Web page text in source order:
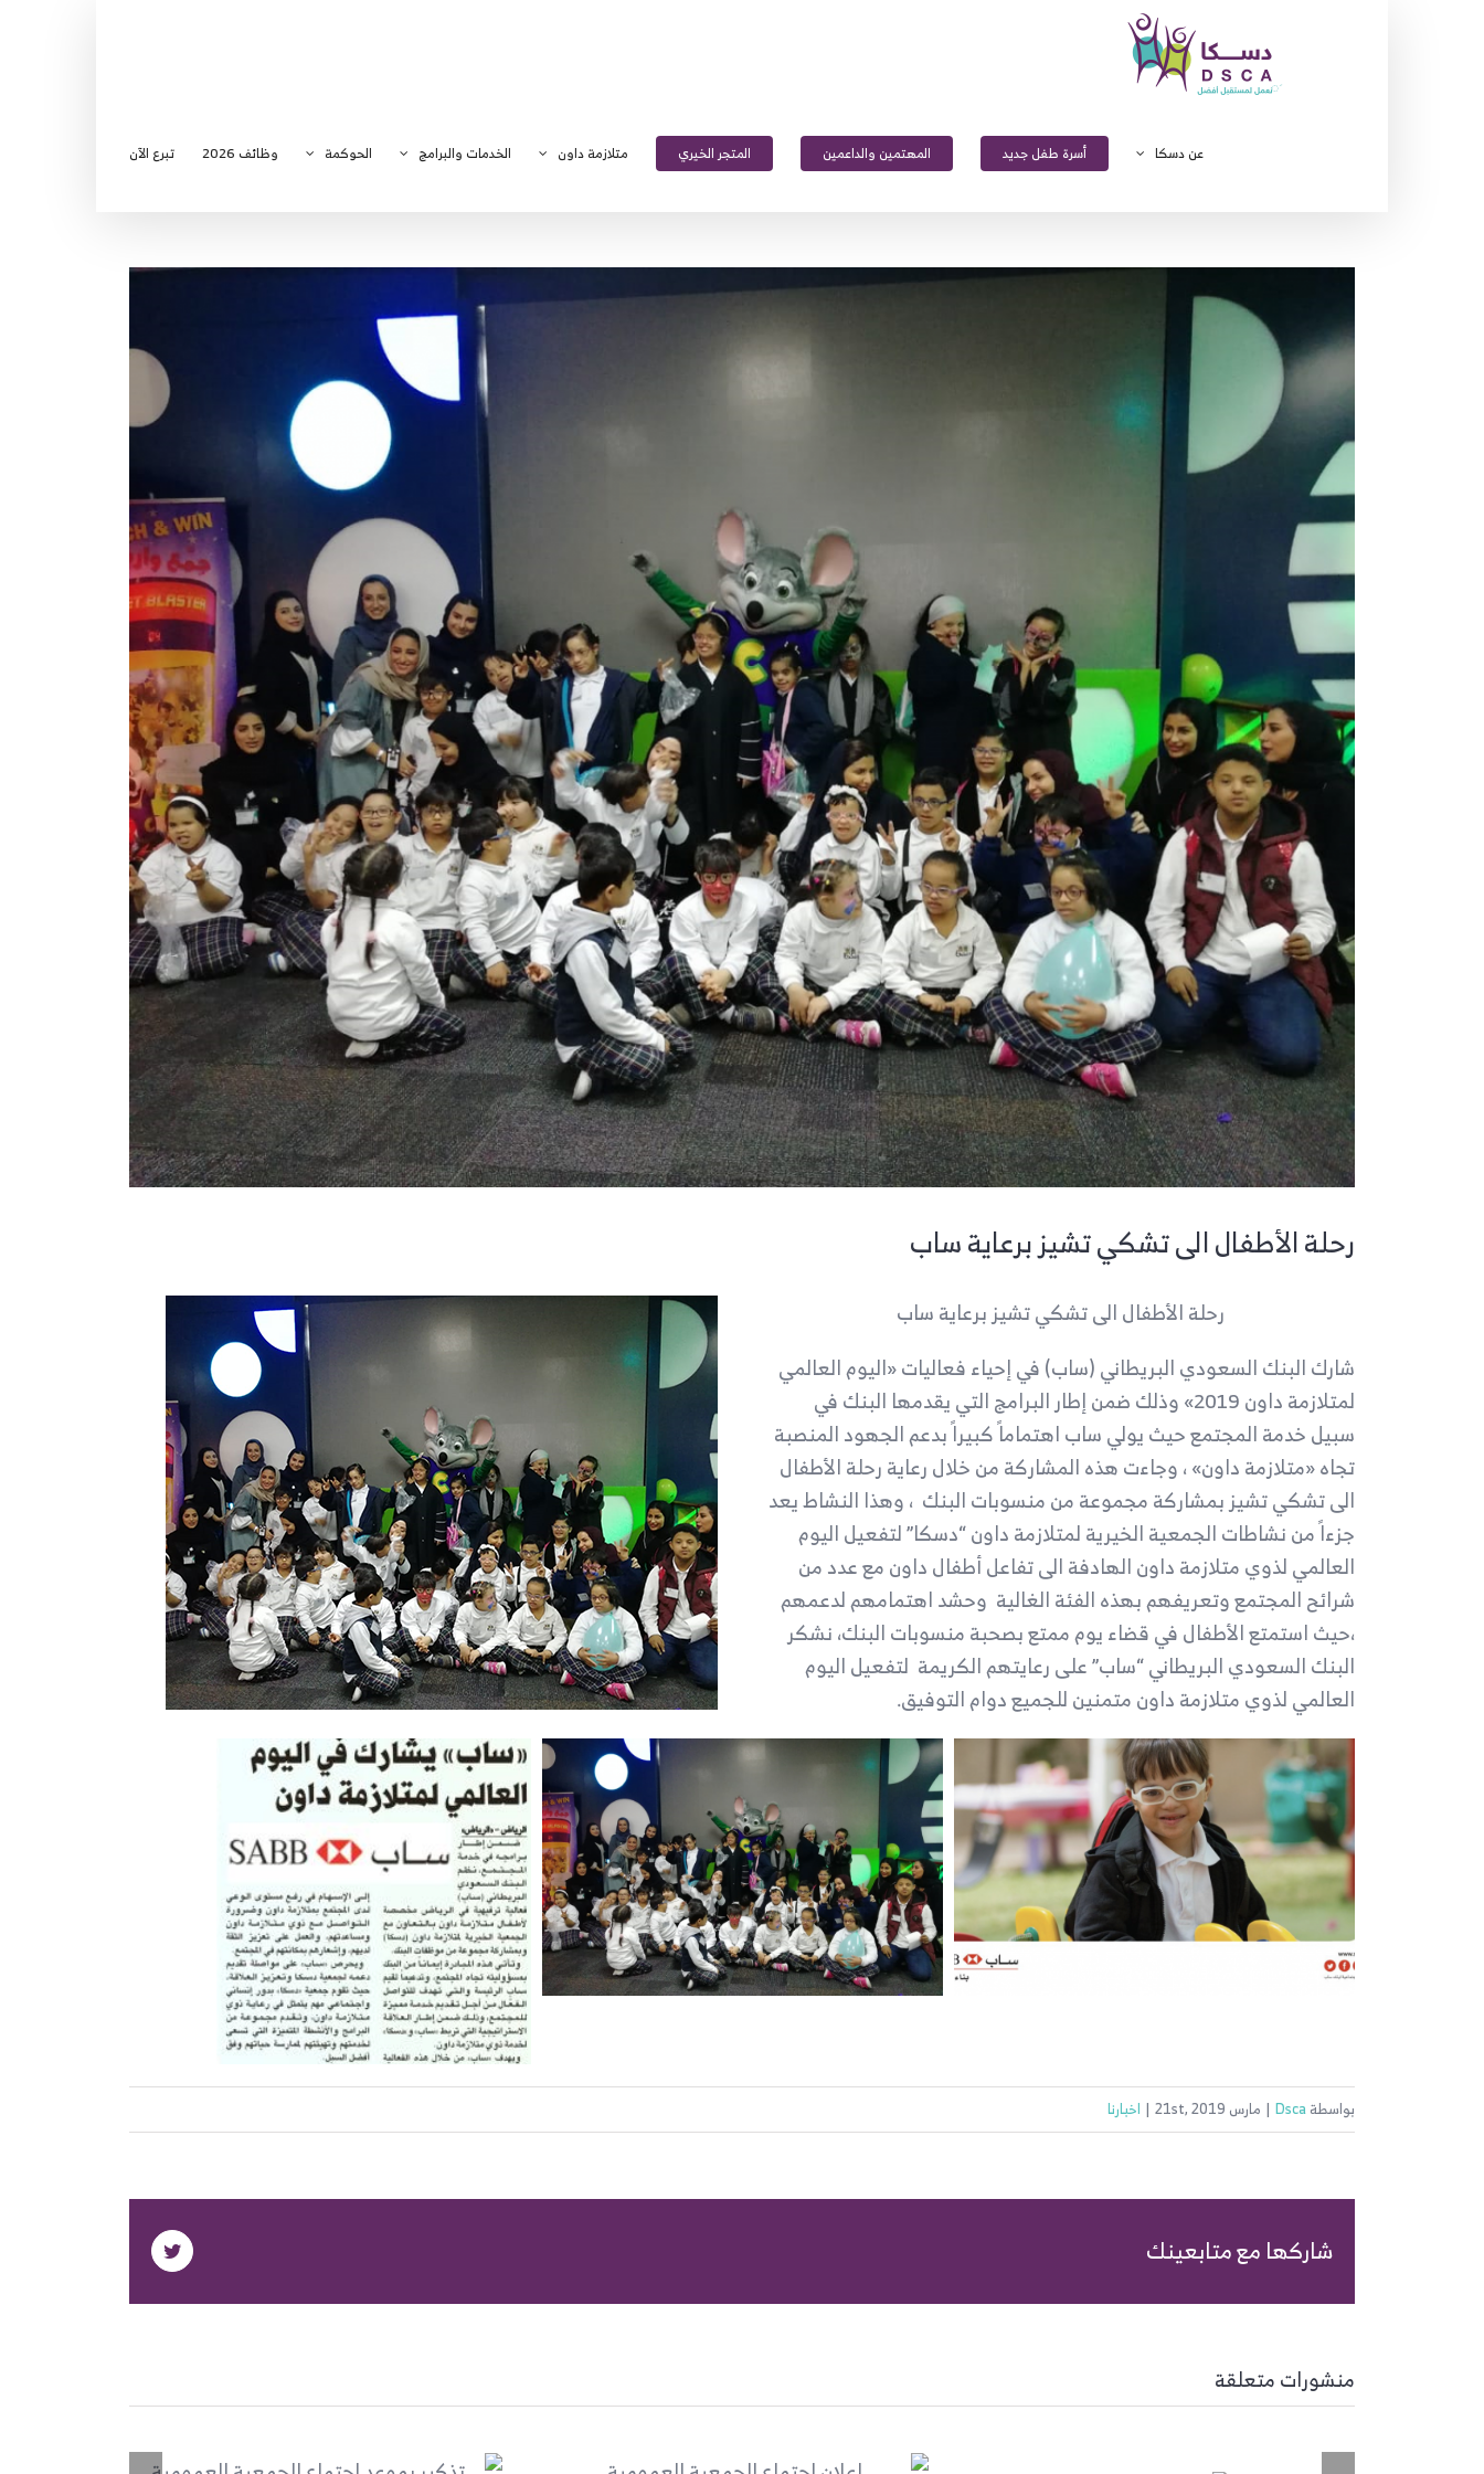
عن دسكا أسرة طفل جديد المهتمين والداعمين المتجر الخيري متلازمة داون الخدمات والبرامج الحوكمة وظائف 2026 تبرع الآن
أكبر
رحلة الأطفال الى تشكي تشيز برعاية ساب
رحلة الأطفال الى تشكي تشيز برعاية ساب
شارك البنك السعودي البريطاني (ساب) في إحياء فعاليات «اليوم العالمي
لمتلازمة داون 2019» وذلك ضمن إطار البرامج التي يقدمها البنك في
سبيل خدمة المجتمع حيث يولي ساب اهتماماً كبيراً بدعم الجهود المنصبة
تجاه «متلازمة داون» ، وجاءت هذه المشاركة من خلال رعاية رحلة الأطفال
الى تشكي تشيز بمشاركة مجموعة من منسوبات البنك ، وهذا النشاط يعد
جزءاً من نشاطات الجمعية الخيرية لمتلازمة داون “دسكا” لتفعيل اليوم
العالمي لذوي متلازمة داون الهادفة الى تفاعل أطفال داون مع عدد من
شرائح المجتمع وتعريفهم بهذه الفئة الغالية وحشد اهتمامهم لدعمهم
،حيث استمتع الأطفال في قضاء يوم ممتع بصحبة منسوبات البنك، نشكر
البنك السعودي البريطاني “ساب” على رعايتهم الكريمة لتفعيل اليوم
العالمي لذوي متلازمة داون متمنين للجميع دوام التوفيق.
بواسطةDsca
| مارس 21st, 2019 | اخبارنا
شاركها مع متابعينك Twitter
منشورات متعلقة